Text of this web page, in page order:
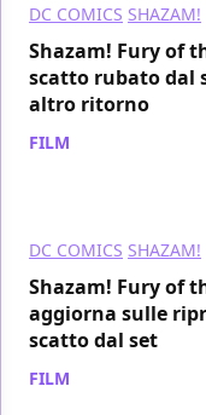
DC COMICS SHAZAM!
Shazam! Fury of
scatto rubato dal
altro ritorno
FILM
DC COMICS SHAZAM!
Shazam! Fury of
aggiorna sulle
scatto dal set
FILM